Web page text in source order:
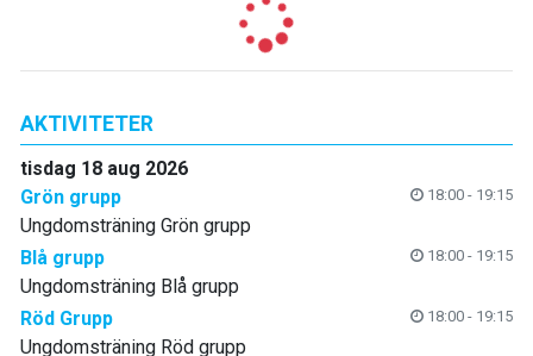
AKTIVITETER
tisdag 18 aug 2026
Grön grupp
18:00 - 19:15
Ungdomsträning Grön grupp
Blå grupp
18:00 - 19:15
Ungdomsträning Blå grupp
Röd Grupp
18:00 - 19:15
Ungdomsträning Röd grupp